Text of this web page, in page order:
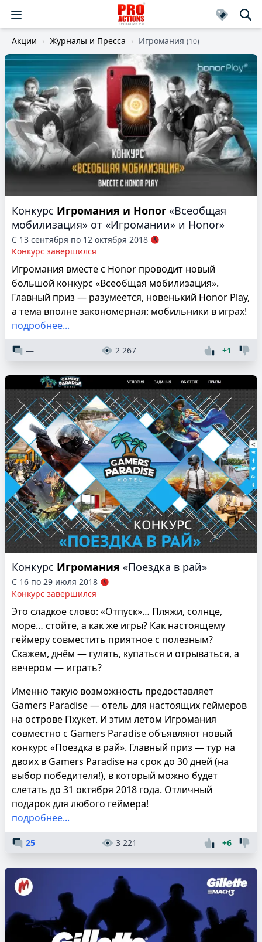
Акции Журналы и Пресса Игромания (10)
Конкурс Игромания и Honor «Всеобщая
мобилизация» от «Игромании» и Honor»
С 13 сентября по 12 октября 2018
Конкурс завершился
Игромания вместе с Honor проводит новый
большой конкурс «Всеобщая мобилизация».
Главный приз — разумеется, новенький Honor Play,
а тема вполне закономерная: мобильники в играх!
подробнее...
— 2 267 +1
Конкурс Игромания «Поездка в рай»
С 16 по 29 июля 2018
Конкурс завершился
Это сладкое слово: «Отпуск»… Пляжи, солнце,
море… стойте, а как же игры? Как настоящему
геймеру совместить приятное с полезным?
Скажем, днём — гулять, купаться и отрываться, а
вечером — играть?
Именно такую возможность предоставляет
Gamers Paradise — отель для настоящих геймеров
на острове Пхукет. И этим летом Игромания
совместно с Gamers Paradise объявляют новый
конкурс «Поездка в рай». Главный приз — тур на
двоих в Gamers Paradise на срок до 30 дней (на
выбор победителя!), в который можно будет
слетать до 31 октября 2018 года. Отличный
подарок для любого геймера!
подробнее...
25 3 221 +6